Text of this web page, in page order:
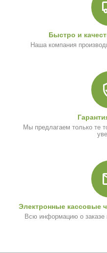
Быстро и
Наша компания
Мы предлагаем только те
Электронные кассовые
Всю информацию о